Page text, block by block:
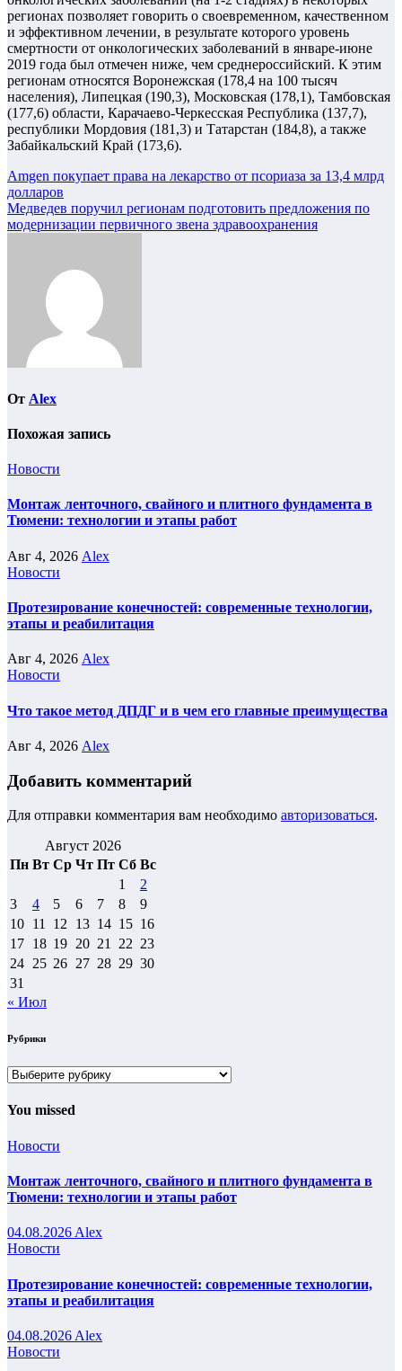
регионах позволяет говорить о своевременном, качественном
и эффективном лечении, в результате которого уровень
смертности от онкологических заболеваний в январе-июне
2019 года был отмечен ниже, чем среднероссийский. К этим
регионам относятся Воронежская (178,4 на 100 тысяч
населения), Липецкая (190,3), Московская (178,1), Тамбовская
(177,6) области, Карачаево-Черкесская Республика (137,7),
республики Мордовия (181,3) и Татарстан (184,8), а также
Забайкальский Край (173,6).
Навигация
по
записям
Amgen покупает права на лекарство от псориаза за 13,4 млрд
долларов
Медведев поручил регионам подготовить предложения по
модернизации первичного звена здравоохранения
От Alex
Похожая запись
Новости
Монтаж ленточного, свайного и плитного фундамента в
Тюмени: технологии и этапы работ
Авг 4, 2026 Alex
Новости
Протезирование конечностей: современные технологии,
этапы и реабилитация
Авг 4, 2026 Alex
Новости
Что такое метод ДПДГ и в чем его главные преимущества
Авг 4, 2026 Alex
Добавить комментарий
Для отправки комментария вам необходимо авторизоваться.
Август 2026
Пн Вт Ср Чт Пт Сб Вс
1
2
3
4 5 6 7 8
9
10 11 12 13 14 15 16
17 18 19 20 21 22 23
24 25 26 27 28 29 30
31
« Июл
Рубрики
Рубрики
You missed
Новости
Монтаж ленточного, свайного и плитного фундамента в
Тюмени: технологии и этапы работ
04.08.2026 Alex
Новости
Протезирование конечностей: современные технологии,
этапы и реабилитация
04.08.2026 Alex
Новости